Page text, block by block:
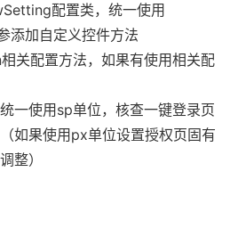
配置类，统一使用
添加自定义控件方法
关配置方法，如果有使用相关配
一使用sp单位，核查一键登录页
如果使用px单位设置授权页固有
整）